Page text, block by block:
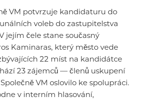
VM potvrzuje kandidaturu do
voleb do zastupitelstva
jejím čele stane současný
Kaminaras, který město vede
22 míst na kandidátce
23 zájemců — členů uskupení
VM oslovilo ke spolupráci.
v interním hlasování,